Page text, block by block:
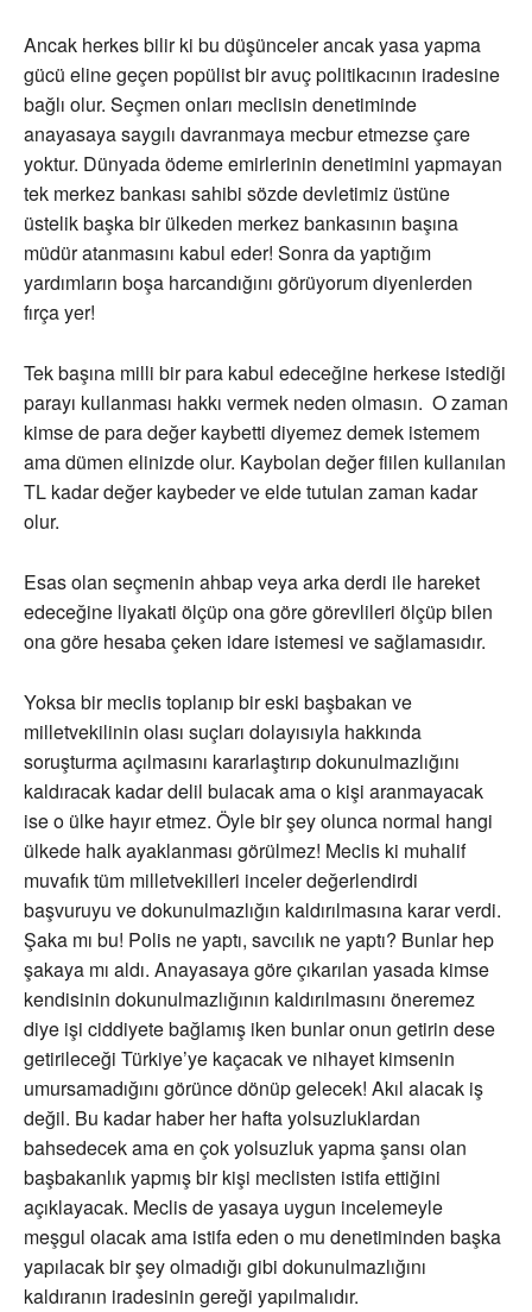
Ancak herkes bilir ki bu düşünceler ancak yasa yapma
gücü eline geçen popülist bir avuç politikacının iradesine
bağlı olur. Seçmen onları meclisin denetiminde
anayasaya saygılı davranmaya mecbur etmezse çare
yoktur. Dünyada ödeme emirlerinin denetimini yapmayan
tek merkez bankası sahibi sözde devletimiz üstüne
üstelik başka bir ülkeden merkez bankasının başına
müdür atanmasını kabul eder! Sonra da yaptığım
yardımların boşa harcandığını görüyorum diyenlerden
fırça yer!
Tek başına milli bir para kabul edeceğine herkese istediği
parayı kullanması hakkı vermek neden olmasın. O zaman
kimse de para değer kaybetti diyemez demek istemem
ama dümen elinizde olur. Kaybolan değer fiilen kullanılan
TL kadar değer kaybeder ve elde tutulan zaman kadar
olur.
Esas olan seçmenin ahbap veya arka derdi ile hareket
edeceğine liyakati ölçüp ona göre görevlileri ölçüp bilen
ona göre hesaba çeken idare istemesi ve sağlamasıdır.
Yoksa bir meclis toplanıp bir eski başbakan ve
milletvekilinin olası suçları dolayısıyla hakkında
soruşturma açılmasını kararlaştırıp dokunulmazlığını
kaldıracak kadar delil bulacak ama o kişi aranmayacak
ise o ülke hayır etmez. Öyle bir şey olunca normal hangi
ülkede halk ayaklanması görülmez! Meclis ki muhalif
muvafık tüm milletvekilleri inceler değerlendirdi
başvuruyu ve dokunulmazlığın kaldırılmasına karar verdi.
Şaka mı bu! Polis ne yaptı, savcılık ne yaptı? Bunlar hep
şakaya mı aldı. Anayasaya göre çıkarılan yasada kimse
kendisinin dokunulmazlığının kaldırılmasını öneremez
diye işi ciddiyete bağlamış iken bunlar onun getirin dese
getirileceği Türkiye’ye kaçacak ve nihayet kimsenin
umursamadığını görünce dönüp gelecek! Akıl alacak iş
değil. Bu kadar haber her hafta yolsuzluklardan
bahsedecek ama en çok yolsuzluk yapma şansı olan
başbakanlık yapmış bir kişi meclisten istifa ettiğini
açıklayacak. Meclis de yasaya uygun incelemeyle
meşgul olacak ama istifa eden o mu denetiminden başka
yapılacak bir şey olmadığı gibi dokunulmazlığını
kaldıranın iradesinin gereği yapılmalıdır.